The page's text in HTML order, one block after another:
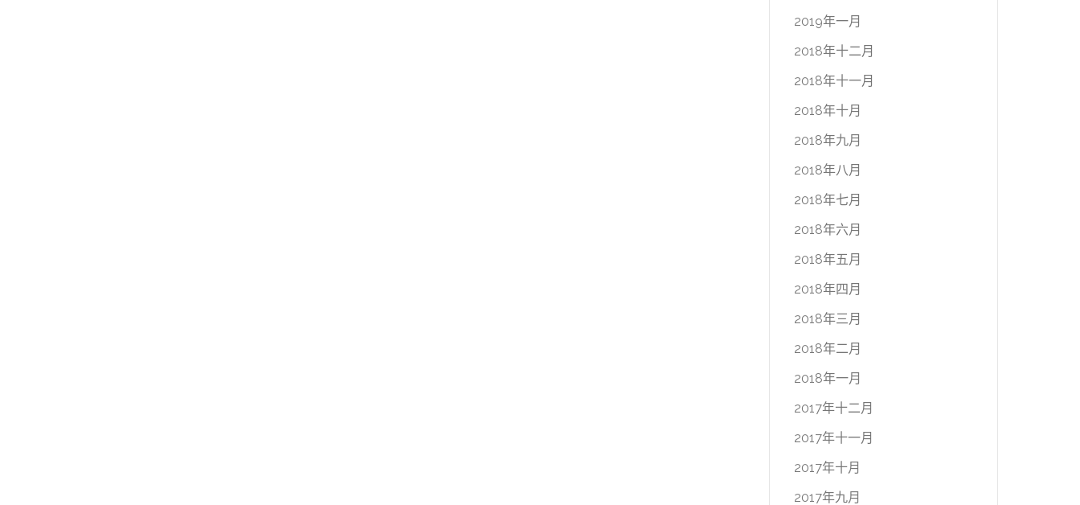
2019年一月
2018年十二月
2018年十一月
2018年十月
2018年九月
2018年八月
2018年七月
2018年六月
2018年五月
2018年四月
2018年三月
2018年二月
2018年一月
2017年十二月
2017年十一月
2017年十月
2017年九月